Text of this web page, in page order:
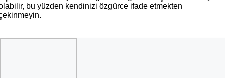
bu yüzden kendinizi özgürce ifade etmekten